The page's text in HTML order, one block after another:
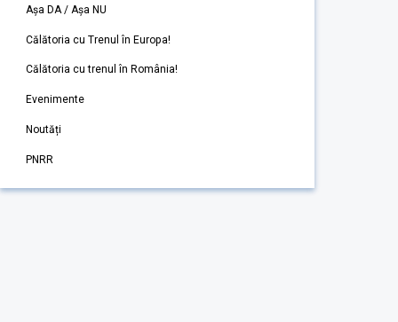
Așa DA / Așa NU
Călătoria cu Trenul în Europa!
Călătoria cu trenul în România!
Evenimente
Noutăți
PNRR